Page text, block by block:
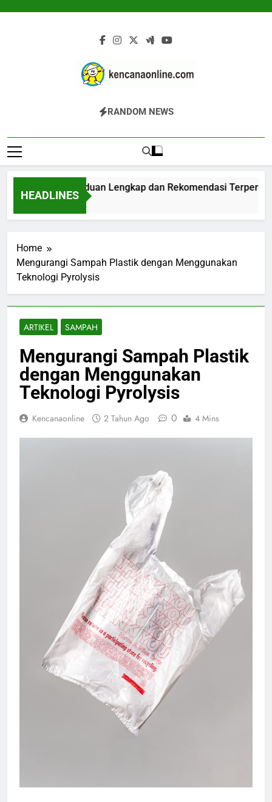
Kencana Online
Jasa Pengelolaan Sampah Kawasan
Dan Industri
RANDOM NEWS
HEADLINES
Panduan Lengkap dan Rekomendasi Terpercaya
Jam Ago
Home
Mengurangi Sampah Plastik dengan Menggunakan
Teknologi Pyrolysis
ARTIKEL SAMPAH
Mengurangi Sampah Plastik
dengan Menggunakan
Teknologi Pyrolysis
Kencanaonline 2 Tahun Ago 0 4 Mins